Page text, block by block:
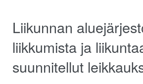
Liikunnan
liikkumista ja
suunnitellut